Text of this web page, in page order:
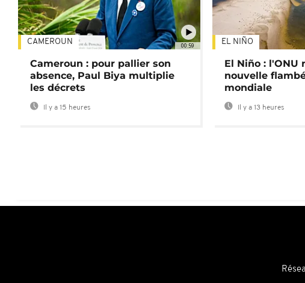
00:59
CAMEROUN
Cameroun : pour pallier son
absence, Paul Biya multiplie
les décrets
Il y a 15 heures
EL NIÑO
El Niño : l'ONU
nouvelle
mondiale
Il y a 13 heures